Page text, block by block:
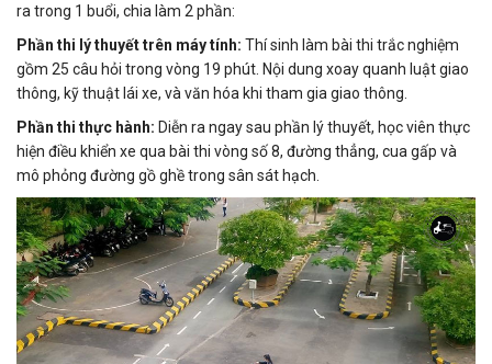
ra trong 1 buổi, chia làm 2 phần:
Phần thi lý thuyết trên máy tính: Thí sinh làm bài thi trắc nghiệm
gồm 25 câu hỏi trong vòng 19 phút. Nội dung xoay quanh luật giao
thông, kỹ thuật lái xe, và văn hóa khi tham gia giao thông.
Phần thi thực hành: Diễn ra ngay sau phần lý thuyết, học viên thực
hiện điều khiển xe qua bài thi vòng số 8, đường thẳng, cua gấp và
mô phỏng đường gồ ghề trong sân sát hạch.